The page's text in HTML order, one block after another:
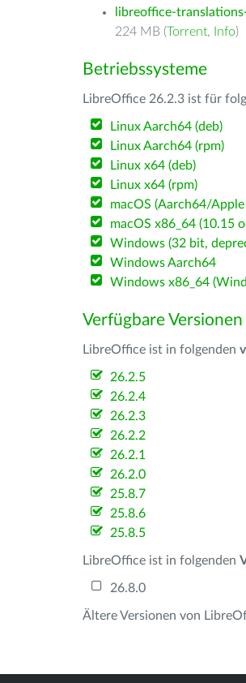
libreoffice-
224 MB (Torrent, Info)
Betriebssysteme
LibreOffice 26.2.3 ist für
Linux Aarch64 (deb)
Linux Aarch64 (rpm)
Linux x64 (deb)
Linux x64 (rpm)
macOS (Aarch64/
macOS x86_64 (10.15
Windows (32 bit,
Windows Aarch64
Windows x86_64
Verfügbare Versionen
LibreOffice ist in folgenden
26.2.5
26.2.4
26.2.3
26.2.2
26.2.1
26.2.0
25.8.7
25.8.6
25.8.5
LibreOffice ist in folgenden
26.8.0
Ältere Versionen von